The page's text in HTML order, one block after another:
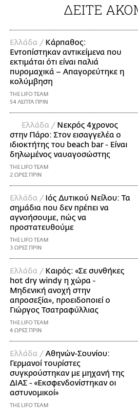
ΔΕΙΤΕ
Ελλάδα / Κάρπαθος:
Εντοπίστηκαν αντικείμενα που
εκτιμάται ότι είναι παλιά
πυρομαχικά – Απαγορεύτηκε η
κολύμβηση
THE LIFO TEAM
54 ΛΕΠΤΑ ΠΡΙΝ
Ελλάδα / Νεκρός 4χρονος
στην Πάρο: Στον εισαγγελέα ο
ιδιοκτήτης του beach bar - Είναι
δηλωμένος ναυαγοσώστης
THE LIFO TEAM
2 ΩΡΕΣ ΠΡΙΝ
Ελλάδα / Ιός Δυτικού Νείλου: Τα
σημάδια που δεν πρέπει να
αγνοήσουμε, πώς να
προστατευθούμε
THE LIFO TEAM
3 ΩΡΕΣ ΠΡΙΝ
Ελλάδα / Καιρός: «Σε συνθήκες
hot dry windy η χώρα -
Μηδενική ανοχή στην
απροσεξία», προειδοποιεί ο
Γιώργος Τσατραφύλλιας
THE LIFO TEAM
4 ΩΡΕΣ ΠΡΙΝ
Ελλάδα /Αθηνών-Σουνίου:
Γερμανοί τουρίστες
συγκρούστηκαν με μηχανή της
ΔΙΑΣ - «Εκσφενδονίστηκαν οι
αστυνομικοί»
THE LIFO TEAM